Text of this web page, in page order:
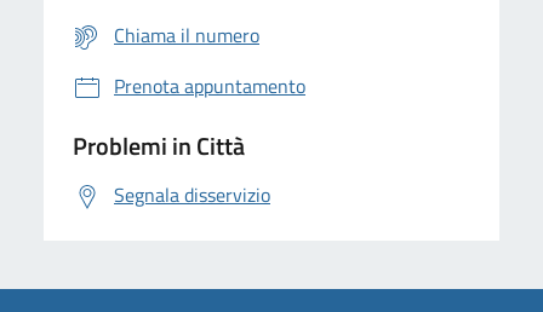
Chiama il numero
Prenota appuntamento
Problemi in Città
Segnala disservizio